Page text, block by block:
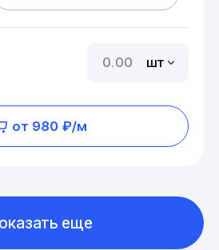
шт
от 980 ₽/м
еще